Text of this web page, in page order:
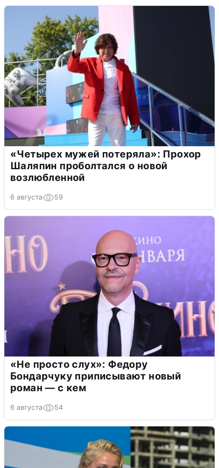
«Четырех мужей потеряла»: Прохор
Шаляпин проболтался о новой
возлюбленной
6 августа 59
«Не просто слух»: Федору
Бондарчуку приписывают новый
роман — с кем
6 августа 54